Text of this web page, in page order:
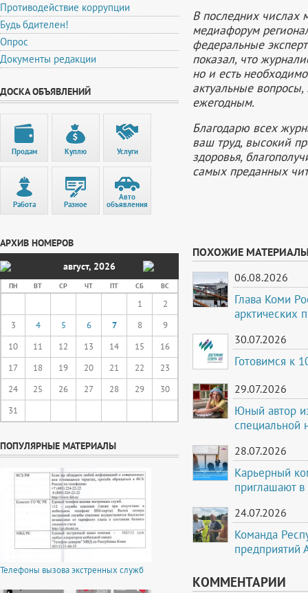
Противодействие коррупции
Будь бдителен!
Опрос
Документы редакции
ДОСКА ОБЪЯВЛЕНИЙ
Продам Куплю Услуги
Работа Разное
Авто
объявления
АРХИВ НОМЕРОВ
август, 2026
ПН ВТ СР ЧТ ПТ СБ ВС
1
2
3
4 5 6 7 8
9
10
11 12 13 14 15
16
17
18 19 20 21 22
23
24
25 26 27 28 29
30
31
ПОПУЛЯРНЫЕ МАТЕРИАЛЫ
Телефоны вызова экстренных служб
В последних числах
медиафорум
федеральные
показал, что
но и есть
актуальные
ежегодным.
Благодарю всех
ваш труд, высокий
здоровья,
самых преданных
ПОХОЖИЕ
06.08.2026
Глава Коми
арктических
30.07.2026
Готовимся к
29.07.2026
Юный автор
специальной
28.07.2026
Карьерный
приглашают
24.07.2026
Команда
предприятий
КОММЕНТАРИИ